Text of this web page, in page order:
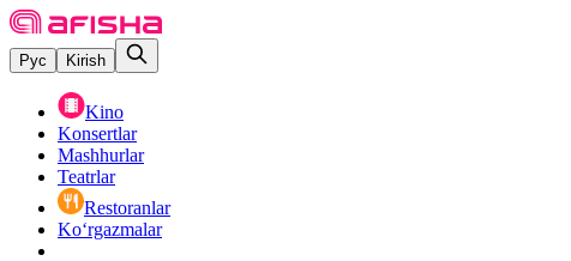
Рус Kirish
Kino
Konsertlar
Mashhurlar
Teatrlar
Restoranlar
Ko‘rgazmalar